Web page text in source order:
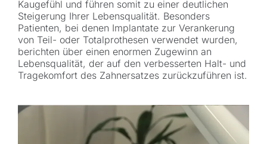
Kaugefühl und führen somit zu einer deutlichen
Steigerung Ihrer Lebensqualität. Besonders
Patienten, bei denen Implantate zur Verankerung
von Teil- oder Totalprothesen verwendet wurden,
berichten über einen enormen Zugewinn an
Lebensqualität, der auf den verbesserten Halt- und
Tragekomfort des Zahnersatzes zurückzuführen ist.